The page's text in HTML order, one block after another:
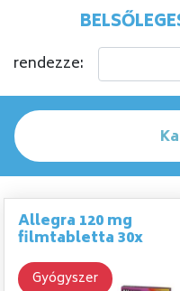
rendezze:
Allegra 120 mg
filmtabletta 30x
Gyógyszer